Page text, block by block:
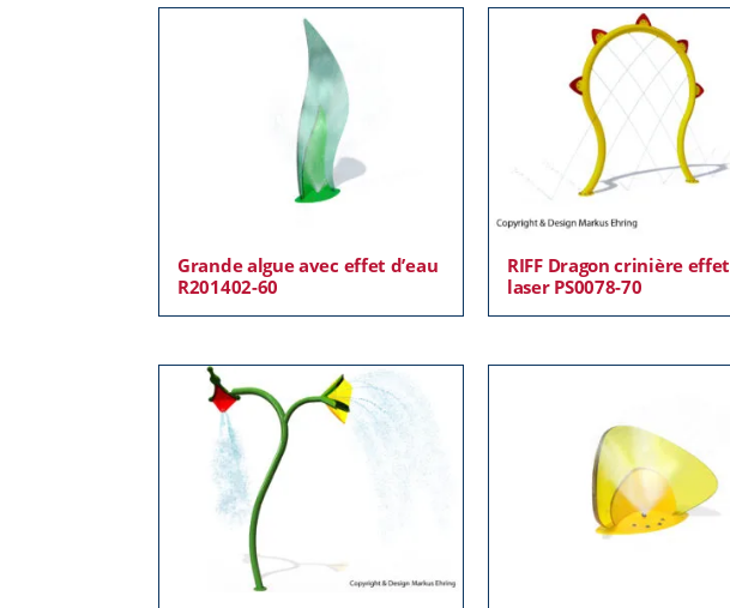
Grande algue avec effet d’eau
R201402-60
RIFF Dragon crinière effet
laser PS0078-70